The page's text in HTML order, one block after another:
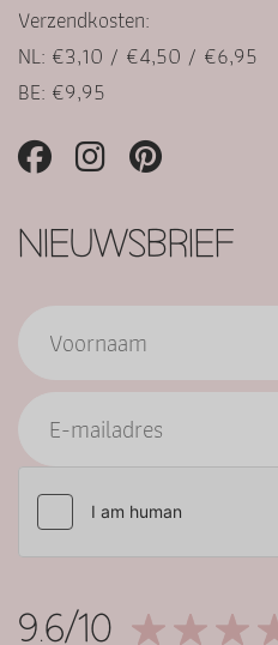
Verzendkosten:
NL: €3,10 / €4,50 / €6,95
BE: €9,95
NIEUWSBRIEF
9.6/10